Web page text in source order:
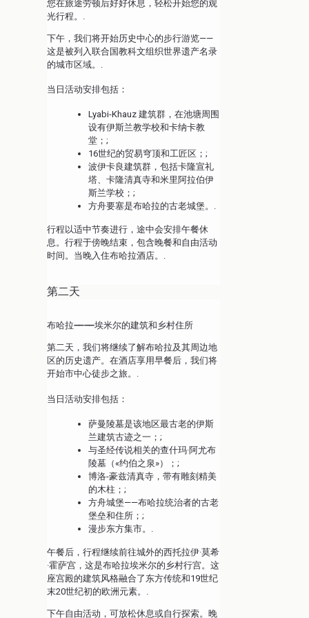
您在旅途劳顿后好好休息，轻松开始您的观
光行程。.
下午，我们将开始历史中心的步行游览——
这是被列入联合国教科文组织世界遗产名录
的城市区域。.
当日活动安排包括：
Lyabi-Khauz 建筑群，在池塘周围
设有伊斯兰教学校和卡纳卡教
堂；;
16世纪的贸易穹顶和工匠区；;
波伊卡良建筑群，包括卡隆宣礼
塔、卡隆清真寺和米里阿拉伯伊
斯兰学校；;
方舟要塞是布哈拉的古老城堡。.
行程以适中节奏进行，途中会安排午餐休
息。行程于傍晚结束，包含晚餐和自由活动
时间。当晚入住布哈拉酒店。.
第二天
布哈拉——埃米尔的建筑和乡村住所
第二天，我们将继续了解布哈拉及其周边地
区的历史遗产。在酒店享用早餐后，我们将
开始市中心徒步之旅。.
当日活动安排包括：
萨曼陵墓是该地区最古老的伊斯
兰建筑古迹之一；;
与圣经传说相关的查什玛·阿尤布
陵墓（«约伯之泉»）；;
博洛-豪兹清真寺，带有雕刻精美
的木柱；;
方舟城堡——布哈拉统治者的古老
堡垒和住所；;
漫步东方集市。.
午餐后，行程继续前往城外的西托拉伊·莫希
·霍萨宫，这是布哈拉埃米尔的乡村行宫。这
座宫殿的建筑风格融合了东方传统和19世纪
末20世纪初的欧洲元素。.
下午自由活动，可放松休息或自行探索。晚